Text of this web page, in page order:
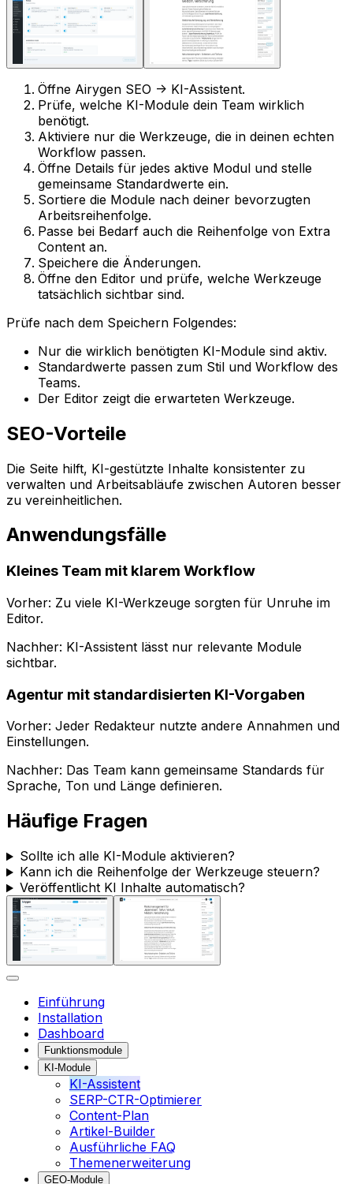
Öffne Airygen SEO -> KI-Assistent.
Prüfe, welche KI-Module dein Team wirklich
benötigt.
Aktiviere nur die Werkzeuge, die in deinen echten
Workflow passen.
Öffne Details für jedes aktive Modul und stelle
gemeinsame Standardwerte ein.
Sortiere die Module nach deiner bevorzugten
Arbeitsreihenfolge.
Passe bei Bedarf auch die Reihenfolge von Extra
Content an.
Speichere die Änderungen.
Öffne den Editor und prüfe, welche Werkzeuge
tatsächlich sichtbar sind.
Prüfe nach dem Speichern Folgendes:
Nur die wirklich benötigten KI-Module sind aktiv.
Standardwerte passen zum Stil und Workflow des
Teams.
Der Editor zeigt die erwarteten Werkzeuge.
SEO-Vorteile
Die Seite hilft, KI-gestützte Inhalte konsistenter zu
verwalten und Arbeitsabläufe zwischen Autoren besser
zu vereinheitlichen.
Anwendungsfälle
Kleines Team mit klarem Workflow
Vorher: Zu viele KI-Werkzeuge sorgten für Unruhe im
Editor.
Nachher: KI-Assistent lässt nur relevante Module
sichtbar.
Agentur mit standardisierten KI-Vorgaben
Vorher: Jeder Redakteur nutzte andere Annahmen und
Einstellungen.
Nachher: Das Team kann gemeinsame Standards für
Sprache, Ton und Länge definieren.
Häufige Fragen
Sollte ich alle KI-Module aktivieren?
Kann ich die Reihenfolge der Werkzeuge steuern?
Veröffentlicht KI Inhalte automatisch?
Einführung
Installation
Dashboard
Funktionsmodule
KI-Module
KI-Assistent
SERP-CTR-Optimierer
Content-Plan
Artikel-Builder
Ausführliche FAQ
Themenerweiterung
GEO-Module